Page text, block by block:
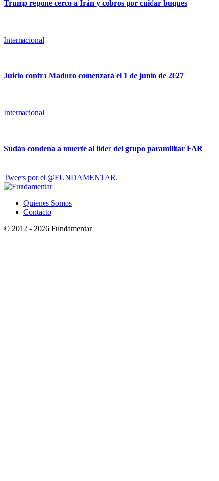
Trump repone cerco a Irán y cobros por cuidar buques
Internacional
Juicio contra Maduro comenzará el 1 de junio de 2027
Internacional
Sudán condena a muerte al líder del grupo paramilitar FAR
Tweets por el @FUNDAMENTAR.
Quienes Somos
Contacto
© 2012 - 2026 Fundamentar